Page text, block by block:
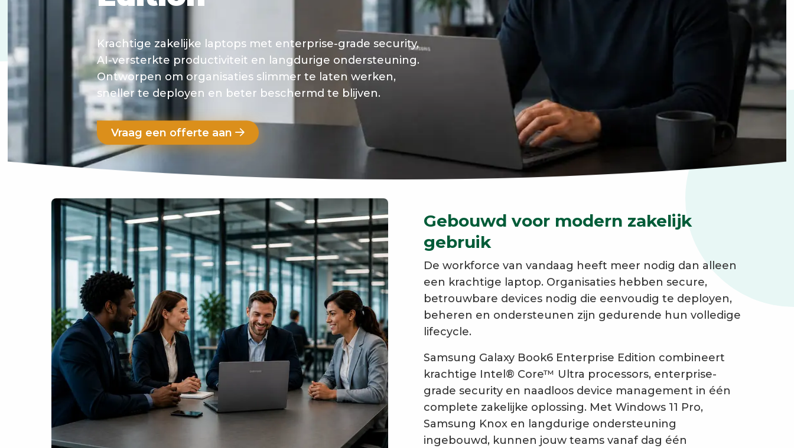
Krachtige zakelijke laptops met enterprise-grade security,
AI-versterkte productiviteit en langdurige ondersteuning.
Ontworpen om organisaties slimmer te laten werken,
sneller te deployen en beter beschermd te blijven.
Vraag een offerte aan
Gebouwd voor modern zakelijk
gebruik
De workforce van vandaag heeft meer nodig dan alleen
een krachtige laptop. Organisaties hebben secure,
betrouwbare devices nodig die eenvoudig te deployen,
beheren en ondersteunen zijn gedurende hun volledige
lifecycle.
Samsung Galaxy Book6 Enterprise Edition combineert
krachtige Intel® Core™ Ultra processors, enterprise-
grade security en naadloos device management in één
complete zakelijke oplossing. Met Windows 11 Pro,
Samsung Knox en langdurige ondersteuning
ingebouwd, kunnen jouw teams vanaf dag één